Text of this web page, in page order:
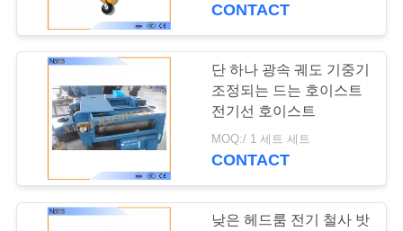
CONTACT
단 하나 광속 궤도 기중기
조정되는 드는 호이스트
전기선 호이스트
MOQ:/ 1 세트 세트
CONTACT
낮은 헤드룸 전기 철사 밧